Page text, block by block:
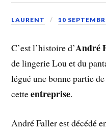
LAURENT 10
C’est l’histoire d’André
de lingerie Lou et du
légué une bonne partie
cetteentreprise.
André Faller est décédé